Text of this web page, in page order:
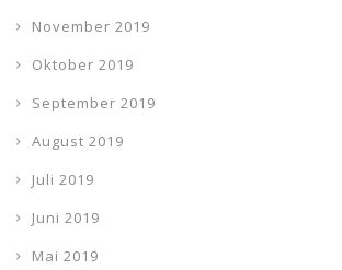
November 2019
Oktober 2019
September 2019
August 2019
Juli 2019
Juni 2019
Mai 2019